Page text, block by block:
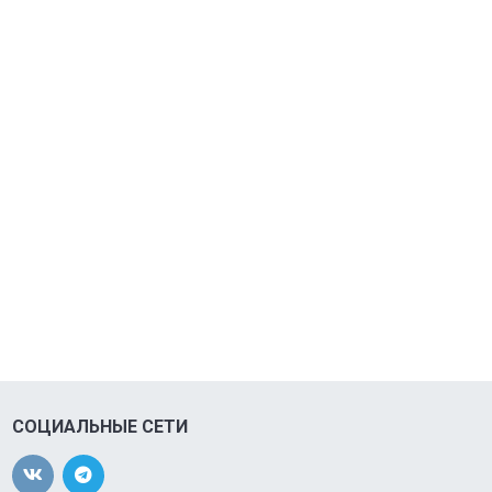
СОЦИАЛЬНЫЕ СЕТИ